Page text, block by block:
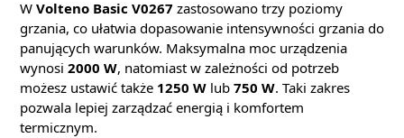
W Volteno Basic V0267 zastosowano trzy poziomy
grzania, co ułatwia dopasowanie intensywności grzania do
panujących warunków. Maksymalna moc urządzenia
wynosi 2000 W, natomiast w zależności od potrzeb
możesz ustawić także 1250 W lub 750 W. Taki zakres
pozwala lepiej zarządzać energią i komfortem
termicznym.